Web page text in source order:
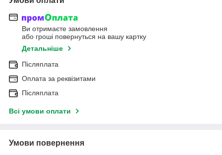
Ви отримаєте замовлення
або гроші повернуться на вашу картку
Детальніше
Післяплата
Оплата за реквізитами
Післяплата
Всі умови оплати
Умови повернення